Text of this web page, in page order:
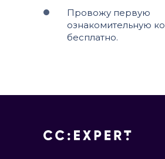
Провожу первую
ознакомительную
бесплатно.